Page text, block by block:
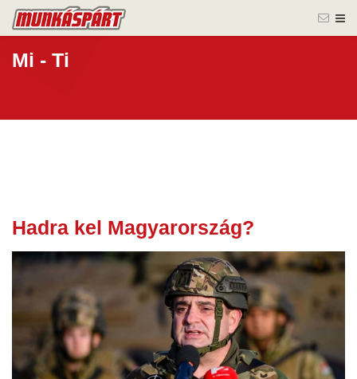
Mi - Ti
2025
Hadra kel Magyarország?